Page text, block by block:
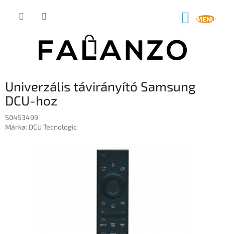
KOSÁR
Univerzális távirányító Samsung
DCU-hoz
S0453499
Márka: DCU Tecnologic